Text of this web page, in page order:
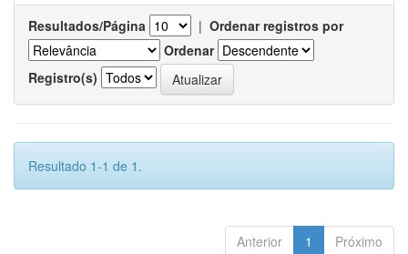
Resultados/Página | Ordenar registros por
Ordenar
Registro(s)
Resultado 1-1 de 1.
Anterior 1 Próximo